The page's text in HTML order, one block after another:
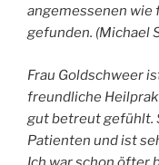
angemessenen wie
gefunden. (Michael
Frau Goldschweer
freundliche
gut betreut gefühlt.
Patienten und ist